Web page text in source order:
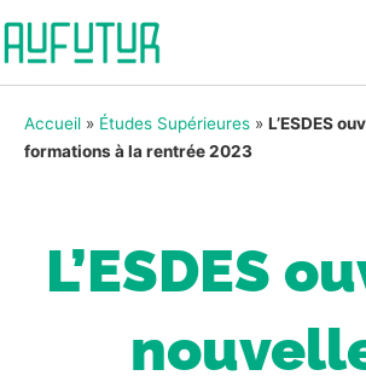
Accueil » Études Supérieures » L’ESDES
formations à la rentrée 2023
L’ESDES